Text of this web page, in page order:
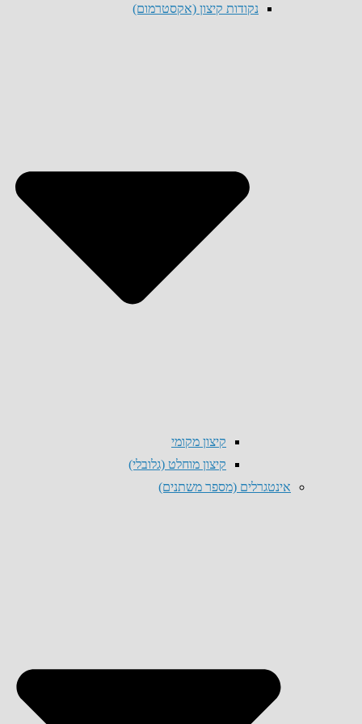
נקודות קיצון (אקסטרמום)
קיצון מקומי
קיצון מוחלט (גלובלי)
אינטגרלים (מספר משתנים)